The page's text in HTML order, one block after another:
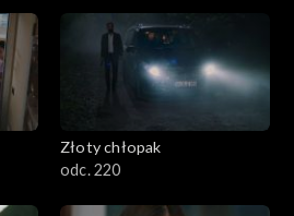
Złoty chłopak
odc. 220